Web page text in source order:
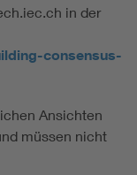
in der
consensus-
Ansichten
müssen nicht